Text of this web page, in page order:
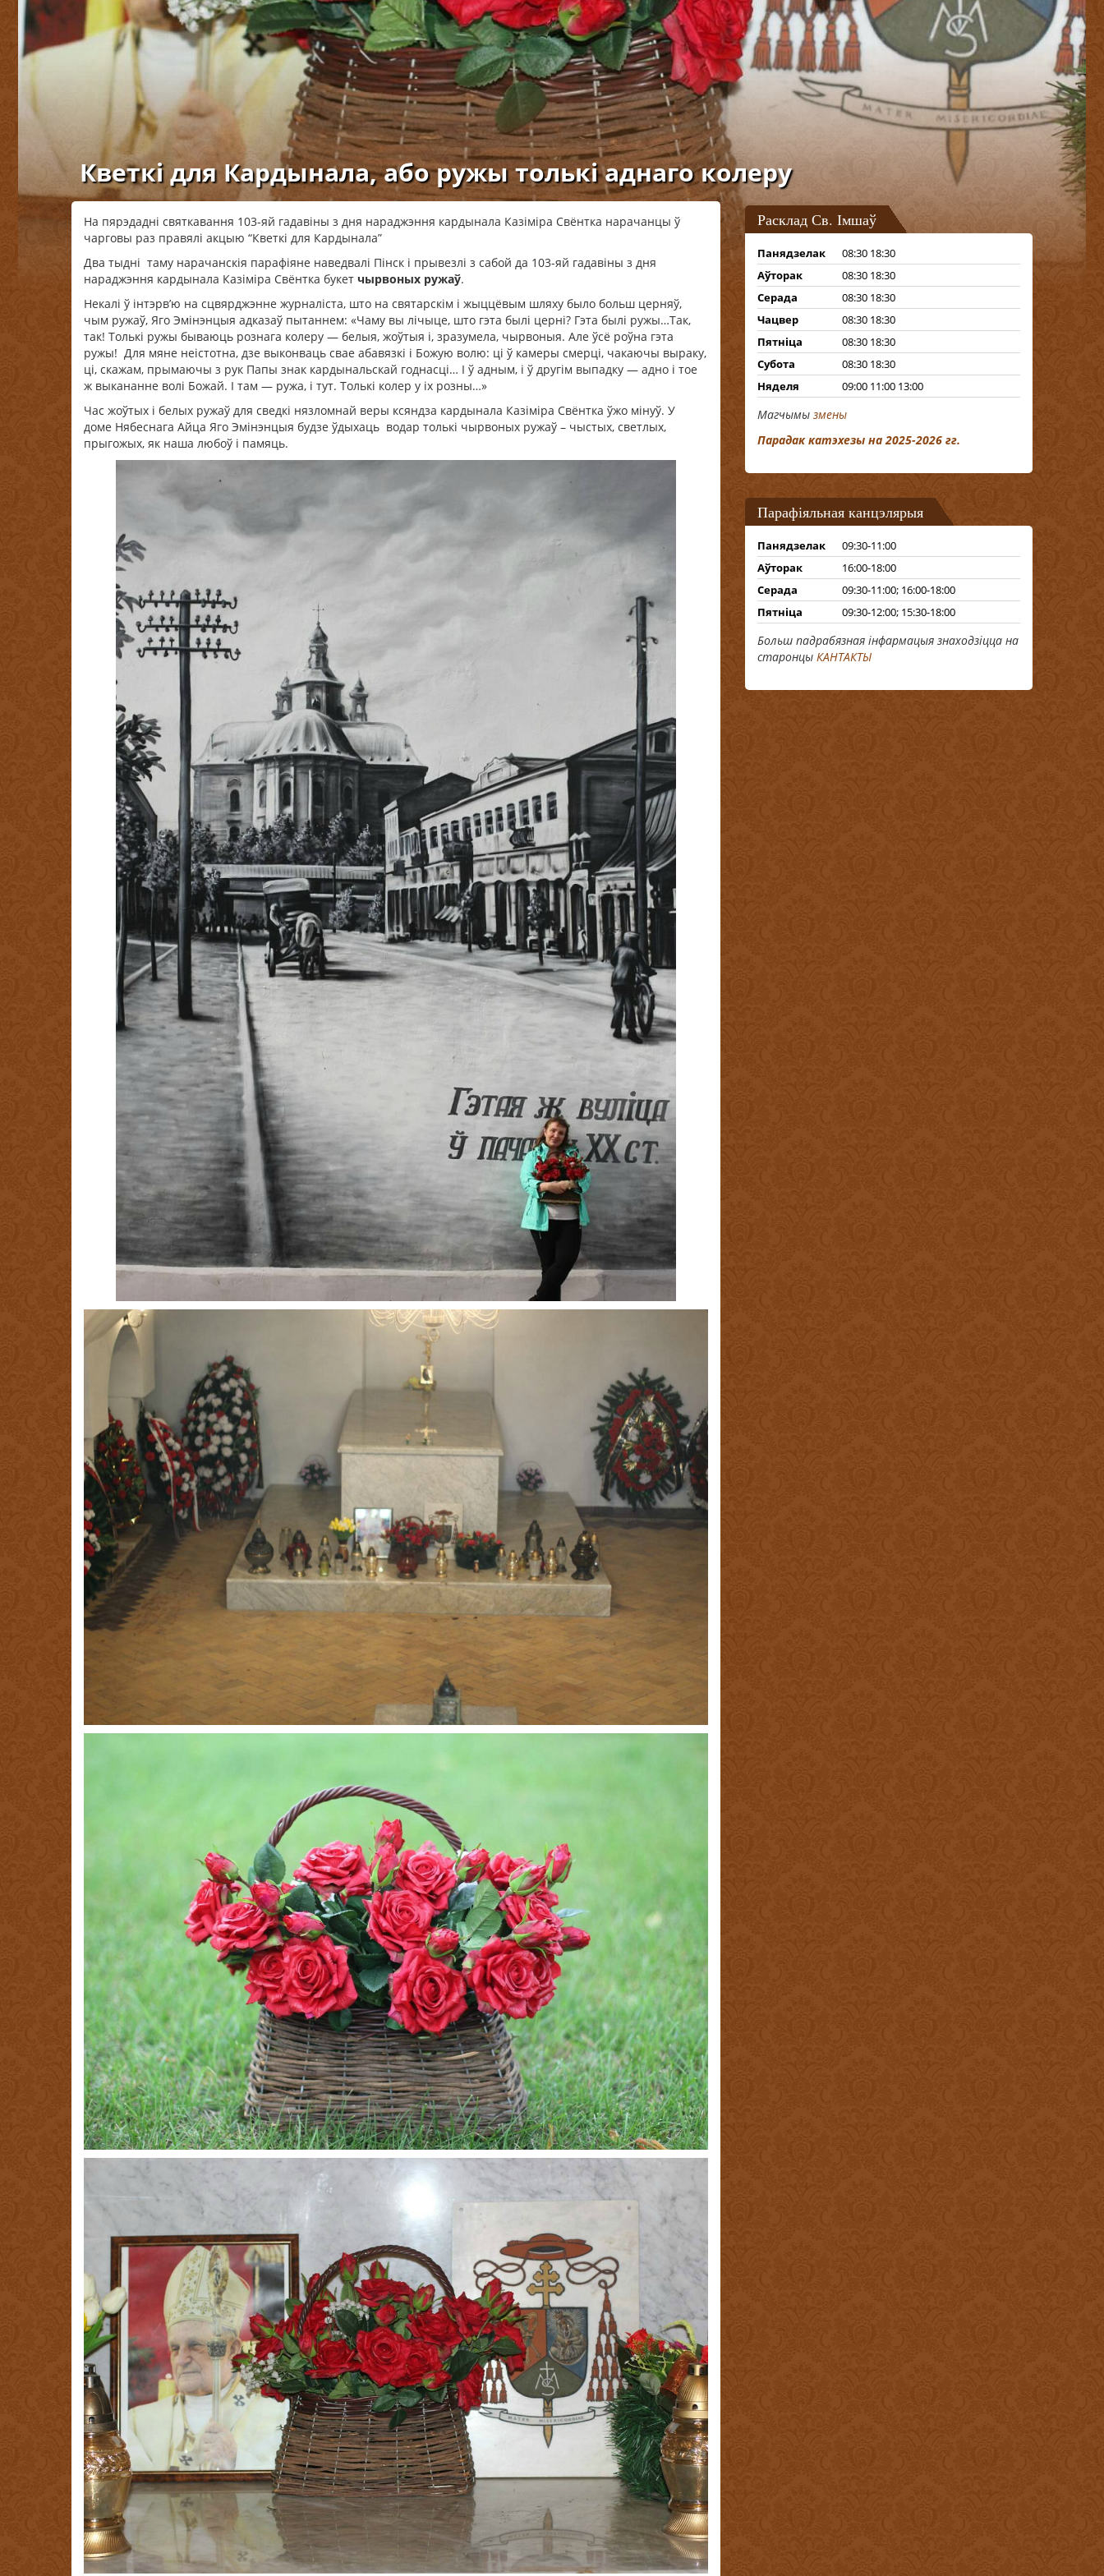
Кветкі для Кардынала, або ружы толькі аднаго колеру
На пярэдадні святкавання 103-яй гадавіны з дня нараджэння кардынала Казіміра Свёнтка нарачанцы ў
чарговы раз правялі акцыю “Кветкі для Кардынала”
Два тыдні таму нарачанскія парафіяне наведвалі Пінск і прывезлі з сабой да 103-яй гадавіны з дня
нараджэння кардынала Казіміра Свёнтка букет чырвоных ружаў.
Некалі ў інтэрв’ю на сцвярджэнне журналіста, што на святарскім і жыццёвым шляху было больш церняў,
чым ружаў, Яго Эмінэнцыя адказаў пытаннем: «Чаму вы лічыце, што гэта былі церні? Гэта былі ружы…Так,
так! Толькі ружы бываюць рознага колеру — белыя, жоўтыя і, зразумела, чырвоныя. Але ўсё роўна гэта
ружы! Для мяне неістотна, дзе выконваць свае абавязкі і Божую волю: ці ў камеры смерці, чакаючы выраку,
ці, скажам, прымаючы з рук Папы знак кардынальскай годнасці… І ў адным, і ў другім выпадку — адно і тое
ж выкананне волі Божай. І там — ружа, і тут. Толькі колер у іх розны…»
Час жоўтых і белых ружаў для сведкі нязломнай веры ксяндза кардынала Казіміра Свёнтка ўжо мінуў. У
доме Нябеснага Айца Яго Эмінэнцыя будзе ўдыхаць водар толькі чырвоных ружаў – чыстых, светлых,
прыгожых, як наша любоў і памяць.
Расклад Св. Імшаў
Панядзелак
08:30 18:30
Аўторак
08:30 18:30
Серада
08:30 18:30
Чацвер
08:30 18:30
Пятніца
08:30 18:30
Субота
08:30 18:30
Няделя
09:00 11:00 13:00
Магчымы змены
Парадак катэхезы на 2025-2026 гг.
Парафіяльная канцэлярыя
Панядзелак
09:30-11:00
Аўторак
16:00-18:00
Серада
09:30-11:00; 16:00-18:00
Пятніца
09:30-12:00; 15:30-18:00
Больш падрабязная інфармацыя знаходзіцца на
старонцы КАНТАКТЫ